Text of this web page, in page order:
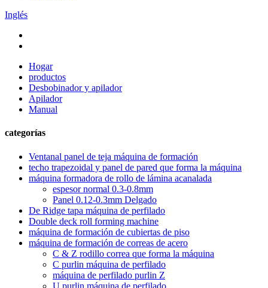
Inglés
Hogar
productos
Desbobinador y apilador
Apilador
Manual
categorías
Ventanal panel de teja máquina de formación
techo trapezoidal y panel de pared que forma la máquina
máquina formadora de rollo de lámina acanalada
espesor normal 0.3-0.8mm
Panel 0.12-0.3mm Delgado
De Ridge tapa máquina de perfilado
Double deck roll forming machine
máquina de formación de cubiertas de piso
máquina de formación de correas de acero
C & Z rodillo correa que forma la máquina
C purlin máquina de perfilado
máquina de perfilado purlin Z
U purlin máquina de perfilado